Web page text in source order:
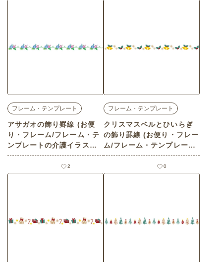
フレーム・テンプレート
アサガオの飾り罫線 (お便
り・フレーム/フレーム・テ
ンプレートの介護イラスト
素材)
2
フレーム・テンプレート
クリスマスベルとひいらぎ
の飾り罫線 (お便り・フレー
ム/フレーム・テンプレート
の介護イラスト素材)
0